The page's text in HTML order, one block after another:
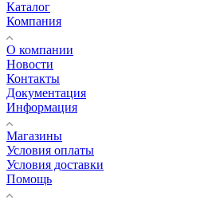
Каталог
Компания
О компании
Новости
Контакты
Документация
Информация
Магазины
Условия оплаты
Условия доставки
Помощь